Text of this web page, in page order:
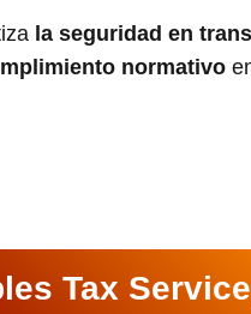
la seguridad en
normativo
Tax